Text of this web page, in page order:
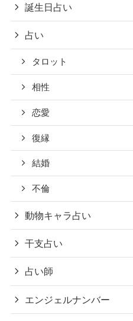
誕生日占い
占い
タロット
相性
恋愛
復縁
結婚
不倫
動物キャラ占い
干支占い
占い師
エンジェルナンバー